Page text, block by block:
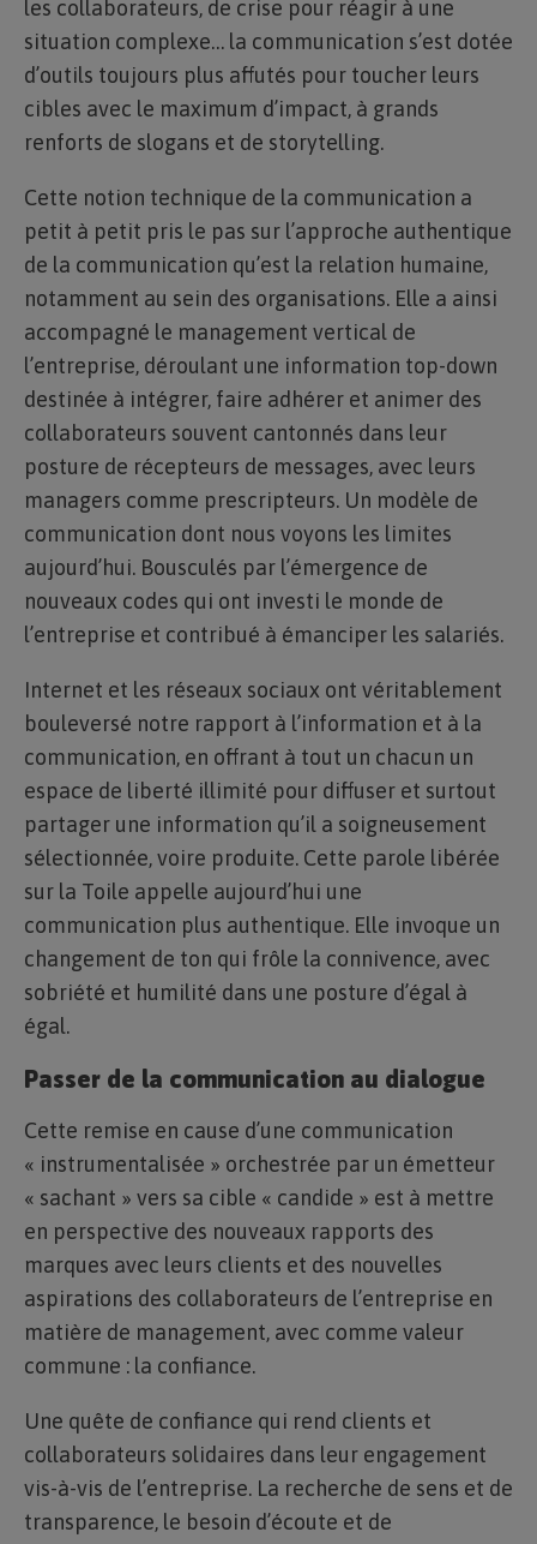
les collaborateurs, de crise pour réagir à une
situation complexe… la communication s’est dotée
d’outils toujours plus affutés pour toucher leurs
cibles avec le maximum d’impact, à grands
renforts de slogans et de storytelling.
Cette notion technique de la communication a
petit à petit pris le pas sur l’approche authentique
de la communication qu’est la relation humaine,
notamment au sein des organisations. Elle a ainsi
accompagné le management vertical de
l’entreprise, déroulant une information top-down
destinée à intégrer, faire adhérer et animer des
collaborateurs souvent cantonnés dans leur
posture de récepteurs de messages, avec leurs
managers comme prescripteurs. Un modèle de
communication dont nous voyons les limites
aujourd’hui. Bousculés par l’émergence de
nouveaux codes qui ont investi le monde de
l’entreprise et contribué à émanciper les salariés.
Internet et les réseaux sociaux ont véritablement
bouleversé notre rapport à l’information et à la
communication, en offrant à tout un chacun un
espace de liberté illimité pour diffuser et surtout
partager une information qu’il a soigneusement
sélectionnée, voire produite. Cette parole libérée
sur la Toile appelle aujourd’hui une
communication plus authentique. Elle invoque un
changement de ton qui frôle la connivence, avec
sobriété et humilité dans une posture d’égal à
égal.
Passer de la communication au dialogue
Cette remise en cause d’une communication
« instrumentalisée » orchestrée par un émetteur
« sachant » vers sa cible « candide » est à mettre
en perspective des nouveaux rapports des
marques avec leurs clients et des nouvelles
aspirations des collaborateurs de l’entreprise en
matière de management, avec comme valeur
commune : la confiance.
Une quête de confiance qui rend clients et
collaborateurs solidaires dans leur engagement
vis-à-vis de l’entreprise. La recherche de sens et de
transparence, le besoin d’écoute et de